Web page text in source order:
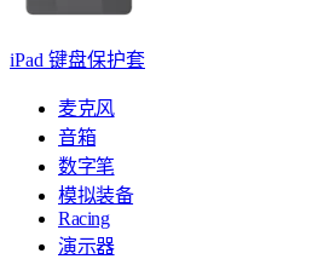
iPad 键盘保护套
麦克风
音箱
数字笔
模拟装备
Racing
演示器